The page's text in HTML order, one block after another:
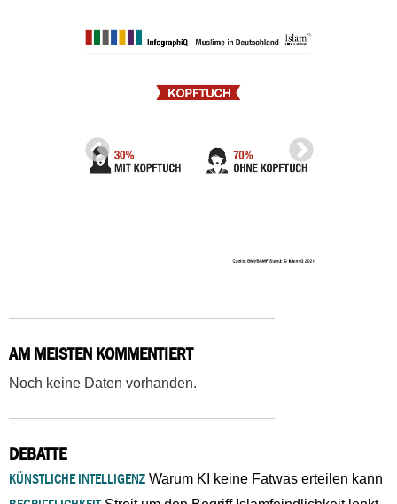
AM MEISTEN KOMMENTIERT
Noch keine Daten vorhanden.
DEBATTE
KÜNSTLICHE INTELLIGENZ Warum KI keine Fatwas erteilen kann